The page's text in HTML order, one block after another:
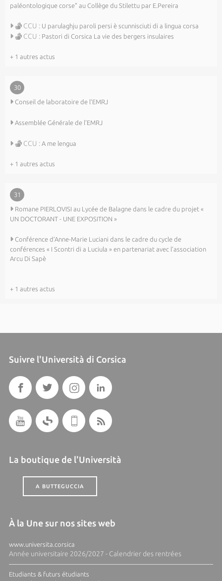
paléontologique corse" au Collège du Stilettu par E.Pereira
CCU : U parulaghju paroli persi è scunnisciuti di a lingua corsa
CCU : Pastori di Corsica La vie des bergers insulaires
+ 1 autres actus
30
Conseil de laboratoire de l’EMRJ
Assemblée Générale de l'EMRJ
CCU : A me lengua
+ 1 autres actus
31
Romane PIERLOVISI au Lycée de Balagne dans le cadre du projet «
UN DOCTORANT - UNE EXPOSITION »
Conférence d’Anne-Marie Luciani dans le cadre du cycle de
conférences « I Scontri di a Luciula » en partenariat avec l’association
Arcu Di Sapè
+ 1 autres actus
Suivre l'Università di Corsica
La boutique de l'Università
A BUTTEGUCCIA
À la Une sur nos sites web
www.universita.corsica
Année universitaire 2026/2027 - Calendrier des rentrées
Etudiants & futurs étudiants